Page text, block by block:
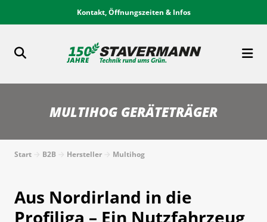
Kontakt, Öffnungszeiten & Infos
MULTIHOG GERÄTETRÄGER
Start B2B Hersteller Multihog
Aus Nordirland in die
Profiliga – Ein Nutzfahrzeug